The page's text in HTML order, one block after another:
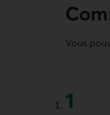
Vous